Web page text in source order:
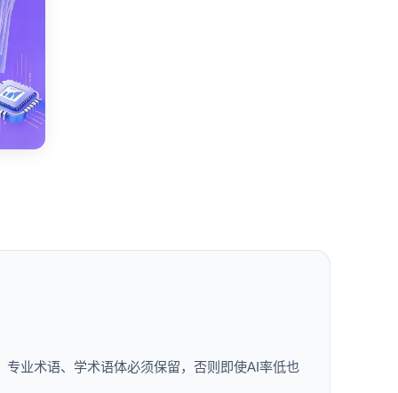
专业术语、学术语体必须保留，否则即使AI率低也